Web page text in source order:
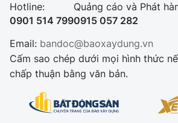
Hotline:
0901 514 799
Quảng cáo và Phát
0915 057 282
Email: bandoc@baoxaydung.vn
Cấm sao chép dưới mọi hình thức
chấp thuận bằng văn bản.